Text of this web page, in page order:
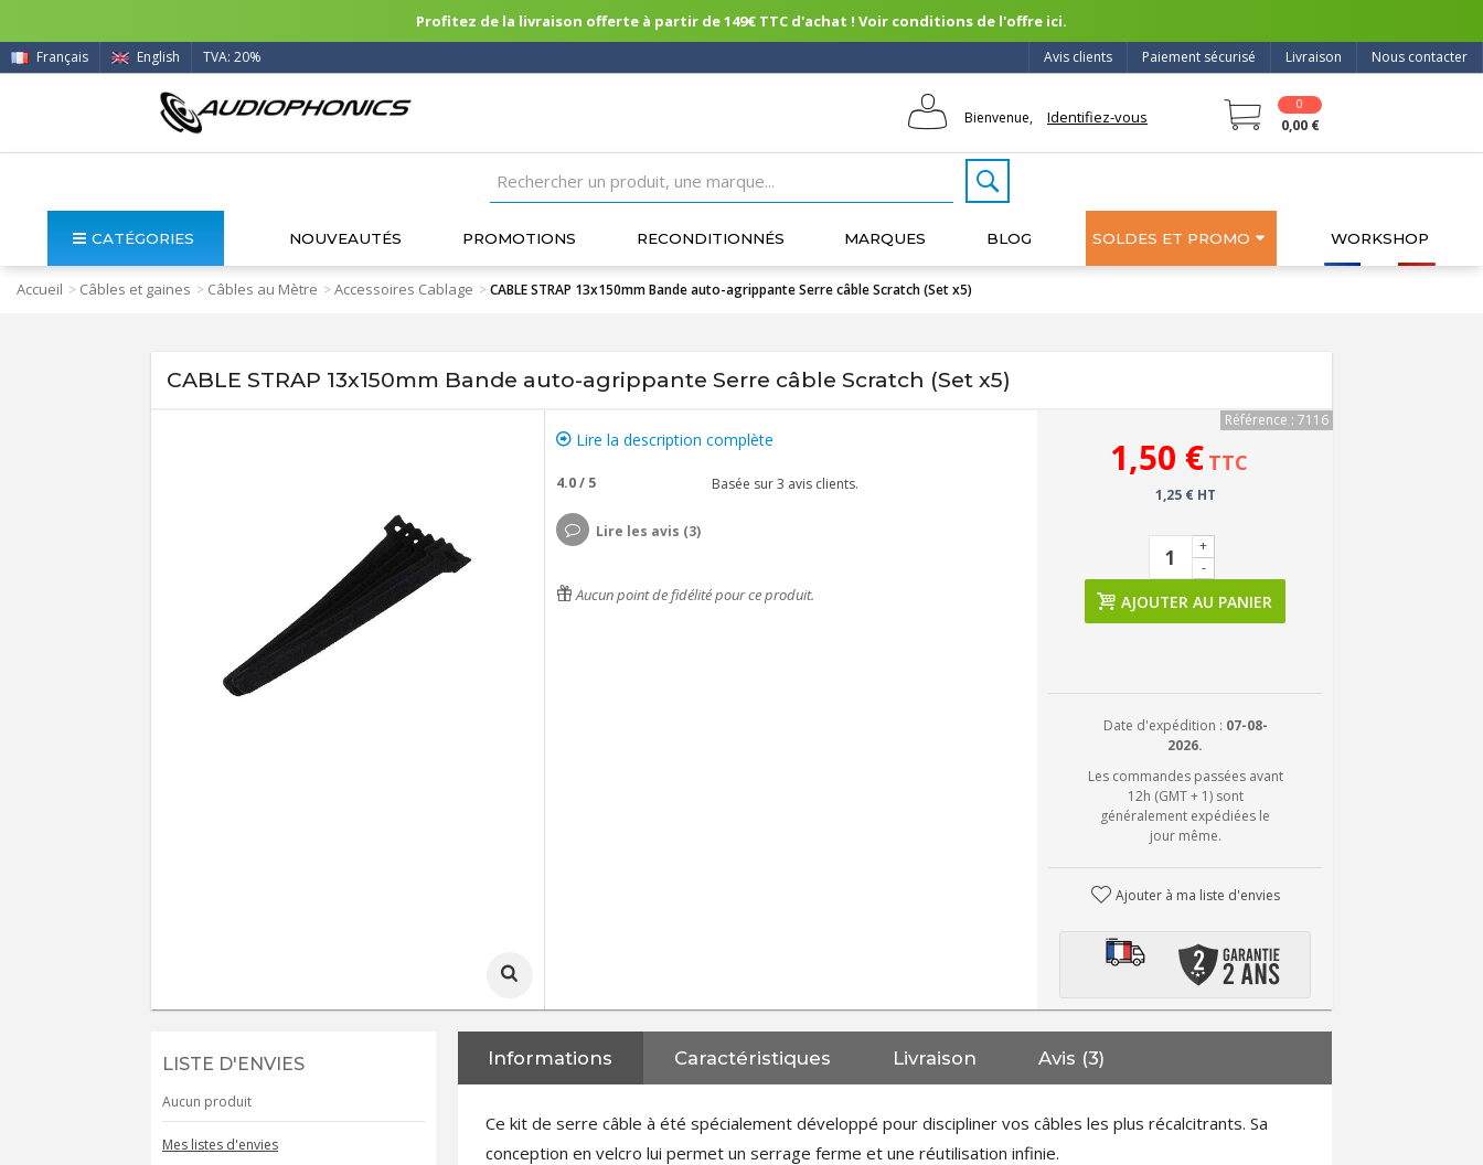
Profitez de la livraison offerte à partir de 149€ TTC d'achat ! Voir conditions de l'offre ici.
Nous contacter
Livraison
Paiement sécurisé
Avis clients
Français English TVA: 20%
Bienvenue, Identifiez-vous
0
0,00 €
CATÉGORIES NOUVEAUTÉS PROMOTIONS RECONDITIONNÉS MARQUES BLOG SOLDES ET PROMO WORKSHOP
Accueil > Câbles et gaines > Câbles au Mètre >Accessoires Cablage >CABLE STRAP 13x150mm Bande auto-agrippante Serre câble Scratch (Set x5)
CABLE STRAP 13x150mm Bande auto-agrippante Serre câble Scratch (Set x5)
Lire la description complète
4.0/ 5 Basée sur3 avis clients.
Lire les avis (3)
Aucun point de fidélité pour ce produit.
Référence : 7116
1,50 € TTC
1,25 € HT
-
+
AJOUTER AU PANIER
Date d'expédition : 07-08-
2026.
Les commandes passées avant
12h (GMT + 1) sont
généralement expédiées le
jour même.
Ajouter à ma liste d'envies
LISTE D'ENVIES
Aucun produit
Mes listes d'envies
Informations Caractéristiques Livraison Avis (3)
Ce kit de serre câble à été spécialement développé pour discipliner vos câbles les plus récalcitrants. Sa
conception en velcro lui permet un serrage ferme et une réutilisation infinie.